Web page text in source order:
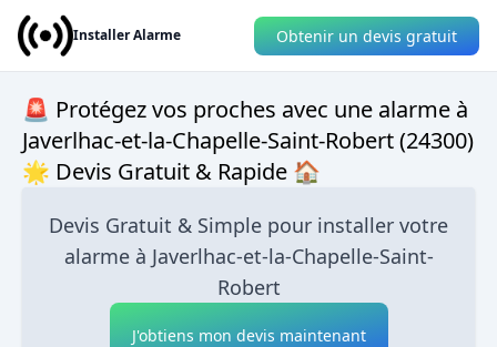
Installer Alarme Obtenir un devis gratuit
🚨 Protégez vos proches avec une alarme à
Javerlhac-et-la-Chapelle-Saint-Robert (24300)
🌟 Devis Gratuit & Rapide 🏠
Devis Gratuit & Simple pour installer votre
alarme à Javerlhac-et-la-Chapelle-Saint-
Robert
J'obtiens mon devis maintenant